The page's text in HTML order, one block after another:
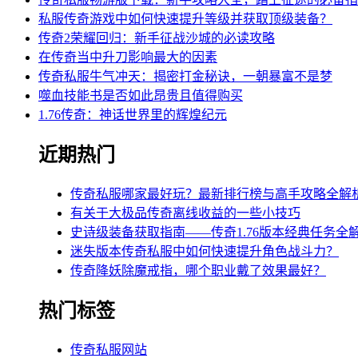
私服传奇游戏中如何快速提升等级并获取顶级装备？
传奇2荣耀回归：新手征战沙城的必读攻略
在传奇当中升刀影响最大的因素
传奇私服牛气冲天：揭密打金秘诀，一朝暴富不是梦
噬血技能书是否如此昂贵且值得购买
1.76传奇：神话世界里的辉煌纪元
近期热门
传奇私服哪家最好玩？最新排行榜与高手攻略全解
有关于大极品传奇离线收益的一些小技巧
史诗级装备获取指南——传奇1.76版本经典任务全
迷失版本传奇私服中如何快速提升角色战斗力？
传奇降妖除魔戒指，哪个职业戴了效果最好？
热门标签
传奇私服网站